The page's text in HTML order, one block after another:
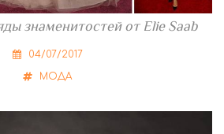
знаменитостей от Elie Saab
04/07/2017
МОДА